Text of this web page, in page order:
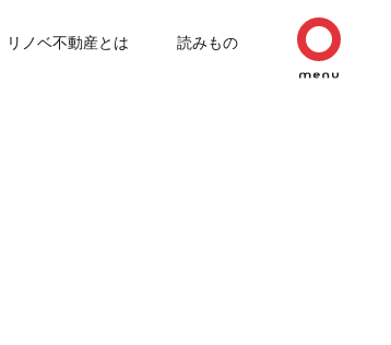
リノベ不動産とは 読みもの